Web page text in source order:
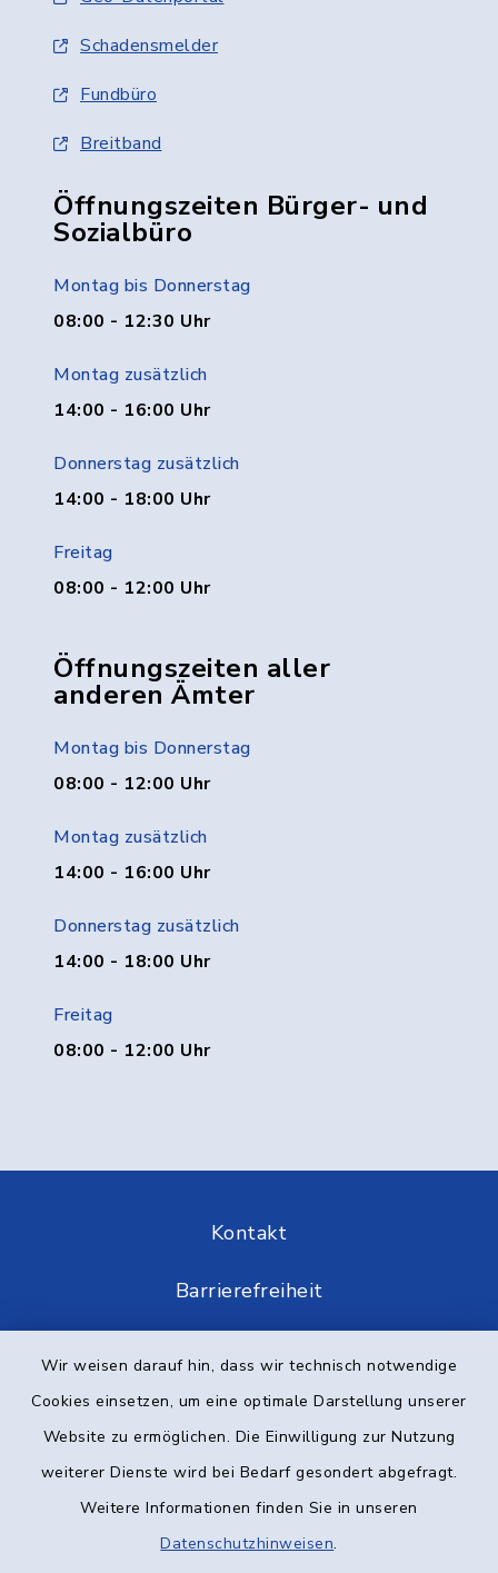
Wir weisen darauf hin, dass wir technisch notwendige
Cookies einsetzen, um eine optimale Darstellung unserer
Website zu ermöglichen. Die Einwilligung zur Nutzung
weiterer Dienste wird bei Bedarf gesondert abgefragt.
Weitere Informationen finden Sie in unseren
Datenschutzhinweisen.
Schadensmelder
Fundbüro
Breitband
Öffnungszeiten Bürger- und
Sozialbüro
Montag bis Donnerstag
08:00 - 12:30 Uhr
Montag zusätzlich
14:00 - 16:00 Uhr
Donnerstag zusätzlich
14:00 - 18:00 Uhr
Freitag
08:00 - 12:00 Uhr
Öffnungszeiten aller
anderen Ämter
Montag bis Donnerstag
08:00 - 12:00 Uhr
Montag zusätzlich
14:00 - 16:00 Uhr
Donnerstag zusätzlich
14:00 - 18:00 Uhr
Freitag
08:00 - 12:00 Uhr
Kontakt
Barrierefreiheit
Impressum
Elektronische Kommunikation
Sitemap